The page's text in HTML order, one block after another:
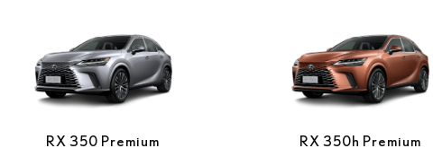
RX 350 Premium RX 350h Premium